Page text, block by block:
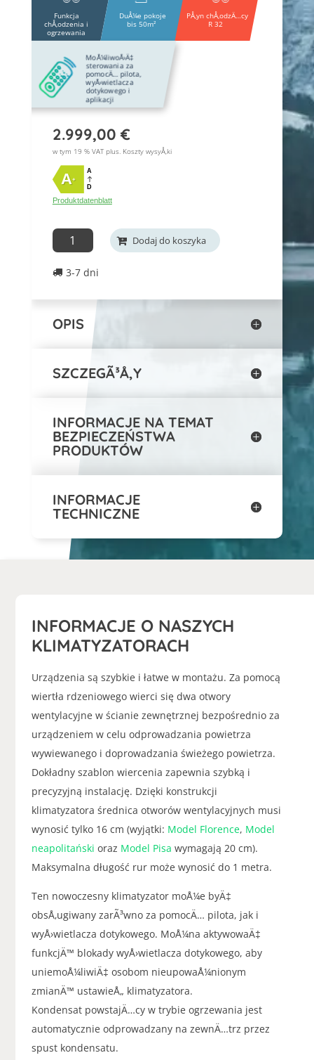
Funkcja
chÅ‚odzenia i
ogrzewania
DuÅ¼e pokoje
bis 50m²
PÅ‚yn chÅ‚odzÄ…cy
R 32
MoÅ¼liwoÅ›Ä‡
sterowania za
pomocÄ… pilota,
wyÅ›wietlacza
dotykowego i
aplikacji
2.999,00 €
w tym 19 % VAT plus. Koszty wysyÅ‚ki
A+
A
D
Produktdatenblatt
Sofort
lieferbar:
Klimaanlage
INHP12
Dodaj do koszyka
3-7 dni
OPIS
SZCZEGÃ³Å‚Y
INFORMACJE NA TEMAT
BEZPIECZEŃSTWA
PRODUKTÓW
INFORMACJE
TECHNICZNE
INFORMACJE O NASZYCH
KLIMATYZATORACH
Urządzenia są szybkie i łatwe w montażu. Za pomocą
wiertła rdzeniowego wierci się dwa otwory
wentylacyjne w ścianie zewnętrznej bezpośrednio za
urządzeniem w celu odprowadzania powietrza
wywiewanego i doprowadzania świeżego powietrza.
Dokładny szablon wiercenia zapewnia szybką i
precyzyjną instalację. Dzięki konstrukcji
klimatyzatora średnica otworów wentylacyjnych musi
wynosić tylko 16 cm (wyjątki: Model Florence, Model
neapolitański oraz Model Pisa wymagają 20 cm).
Maksymalna długość rur może wynosić do 1 metra.
Ten nowoczesny klimatyzator moÅ¼e byÄ‡
obsÅ‚ugiwany zarÃ³wno za pomocÄ… pilota, jak i
wyÅ›wietlacza dotykowego. MoÅ¼na aktywowaÄ‡
funkcjÄ™ blokady wyÅ›wietlacza dotykowego, aby
uniemoÅ¼liwiÄ‡ osobom nieupowaÅ¼nionym
zmianÄ™ ustawieÅ„ klimatyzatora.
Kondensat powstajÄ…cy w trybie ogrzewania jest
automatycznie odprowadzany na zewnÄ…trz przez
spust kondensatu.